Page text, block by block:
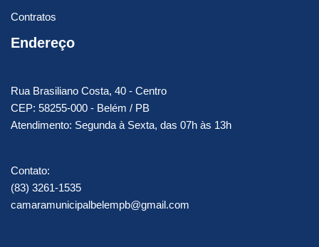
Contratos
Endereço
Rua Brasiliano Costa, 40 - Centro
CEP: 58255-000 - Belém / PB
Atendimento: Segunda à Sexta, das 07h às 13h
Contato:
(83) 3261-1535
camaramunicipalbelempb@gmail.com